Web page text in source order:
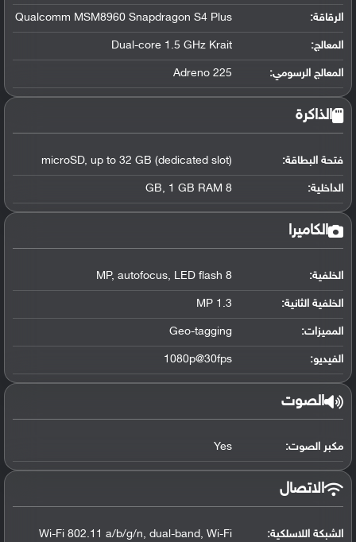
الرقاقة:
Qualcomm MSM8960 Snapdragon S4 Plus
المعالج:
Dual-core 1.5 GHz Krait
المعالج الرسومي:
Adreno 225
الذاكرة
فتحة البطاقة: microSD, up to 32 GB (dedicated slot)
الداخلية: 8 GB, 1 GB RAM
الكاميرا
الخلفية: 8 MP, autofocus, LED flash
الخلفية الثانية: 1.3 MP
المميزات: Geo-tagging
الفيديو: 1080p@30fps
الصوت
مكبر الصوت: Yes
الاتصال
الشبكة اللاسلكية:
Wi-Fi 802.11 a/b/g/n, dual-band, Wi-Fi